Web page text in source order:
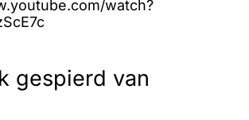
watch?
gespierd van